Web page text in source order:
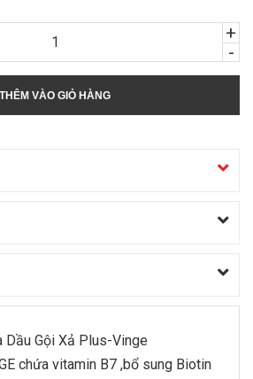
-
+
THÊM VÀO GIỎ HÀNG
Dầu Gội Xả Plus-Vinge
chứa vitamin B7 ,bổ sung Biotin